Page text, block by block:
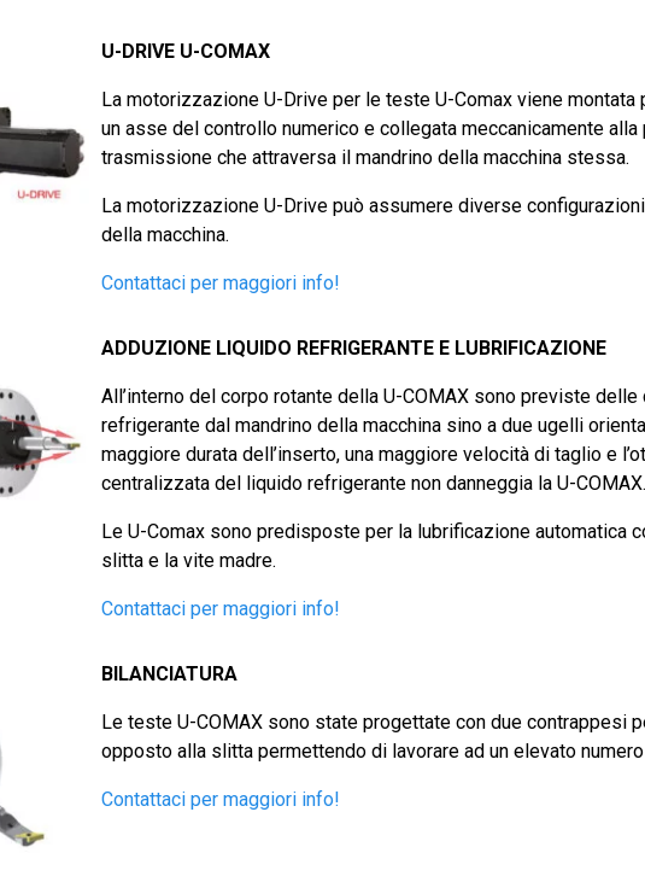
U-DRIVE U-COMAX
La motorizzazione U-Drive per le teste U-Comax viene
un asse del controllo numerico e collegata meccanicamente
trasmissione che attraversa il mandrino della macchina stessa.
La motorizzazione U-Drive può assumere diverse
della macchina.
Contattaci per maggiori info!
ADDUZIONE LIQUIDO REFRIGERANTE E LUBRIFICAZIONE
All’interno del corpo rotante della U-COMAX sono previste
refrigerante dal mandrino della macchina sino a due ugelli
maggiore durata dell’inserto, una maggiore velocità di taglio e
centralizzata del liquido refrigerante non danneggia la U-
Le U-Comax sono predisposte per la lubrificazione automatica
slitta e la vite madre.
Contattaci per maggiori info!
BILANCIATURA
Le teste U-COMAX sono state progettate con due contrappesi
opposto alla slitta permettendo di lavorare ad un elevato
Contattaci per maggiori info!